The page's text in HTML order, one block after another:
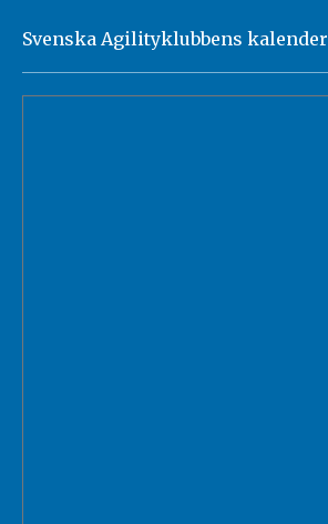
Svenska Agilityklubbens kalender